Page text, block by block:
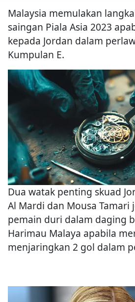
Malaysia memulakan
saingan Piala Asia 2023
kepada Jordan dalam
Kumpulan E.
Dua watak penting skuad
Al Mardi dan Mousa Tamari
pemain duri dalam daging
Harimau Malaya apabila
menjaringkan 2 gol dalam